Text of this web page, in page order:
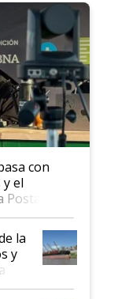
con
el
la
y